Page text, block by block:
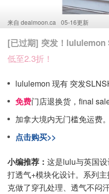
来自 dealmoon.ca 05-16更新
[已过期] 突发！lululemon
低至2.3折！
lululemon 现有 突发
免费门店退换货，final
加拿大境内无门槛免运费。
点击购买>>
小编推荐： 这是lulu与英国
打透气+模块化设计。系列
克做了穿孔处理、透气不闷